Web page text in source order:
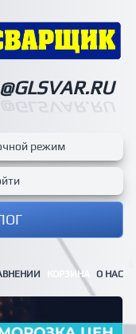
@GLSVAR.RU
режим
КОРЗИНА О НАС